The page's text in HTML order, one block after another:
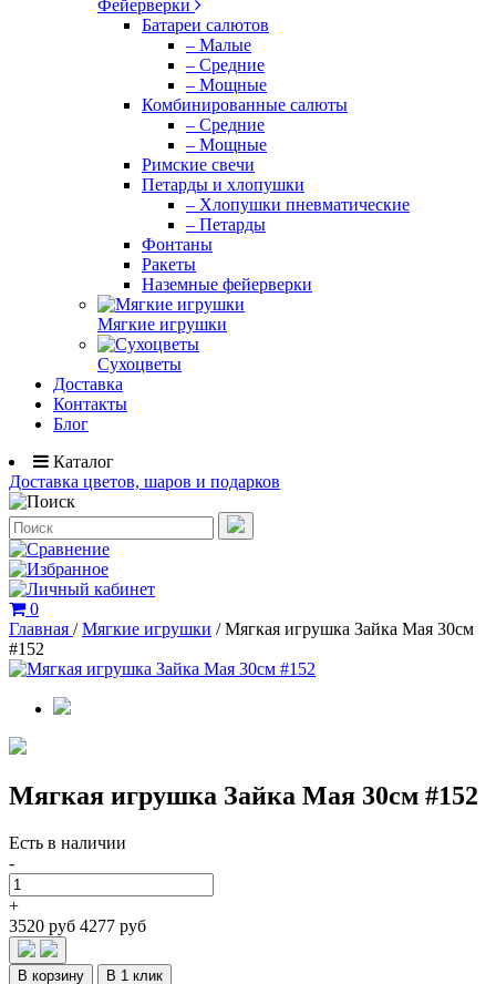
Фейерверки
Батареи салютов
– Малые
– Средние
– Мощные
Комбинированные салюты
– Средние
– Мощные
Римские свечи
Петарды и хлопушки
– Хлопушки пневматические
– Петарды
Фонтаны
Ракеты
Наземные фейерверки
Мягкие игрушки
Сухоцветы
Доставка
Контакты
Блог
Каталог
Доставка цветов, шаров и подарков
0
Главная /Мягкие игрушки /Мягкая игрушка Зайка Мая 30см
#152
Мягкая игрушка Зайка Мая 30см #152
Есть в наличии
-
+
3520 руб 4277 руб
В корзину В 1 клик